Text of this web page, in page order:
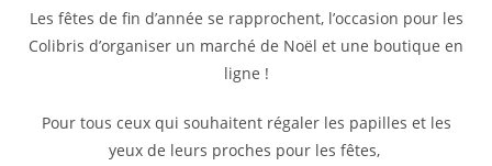
Les fêtes de fin d’année se rapprochent, l’occasion pour les
Colibris d’organiser un marché de Noël et une boutique en
ligne !
Pour tous ceux qui souhaitent régaler les papilles et les
yeux de leurs proches pour les fêtes,